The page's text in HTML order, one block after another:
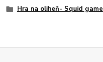
Hra na oliheň- Squid game